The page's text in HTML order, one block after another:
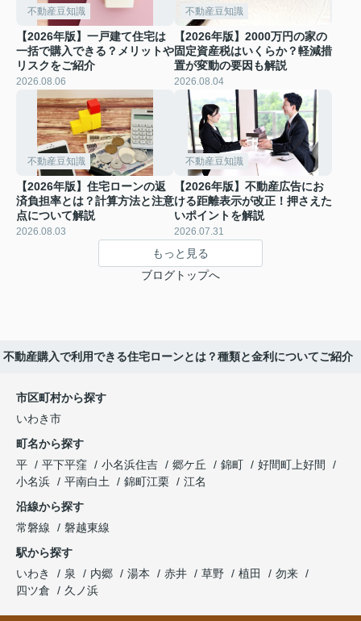
不動産豆知識
【2026年版】一戸建て住宅は
一括で購入できる？メリットや
リスクをご紹介
2026.08.06
不動産豆知識
【2026年版】2000万円の家の
固定資産税はいくらか？軽減措
置が変動の要因も解説
2026.08.04
不動産豆知識
【2026年版】住宅ローンの返
済負担率とは？計算方法と注意
点について解説
2026.08.03
不動産豆知識
【2026年版】不動産広告にお
ける距離表示が改正！押さえた
いポイントを解説
2026.07.31
もっと見る
ブログトップへ
動産購入で利用できる住宅ローンとは？種類と金利についてご紹介
市区町村から探す
いわき市
町名から探す
平
平下平窪 小名浜住吉 郷ケ丘 錦町
好間町上好間
小名浜
平南白土 錦町江栗
江名
沿線から探す
常磐線
磐越東線
駅から探す
いわき
泉 内郷 湯本 赤井 草野 植田
勿来
四ツ倉
久ノ浜